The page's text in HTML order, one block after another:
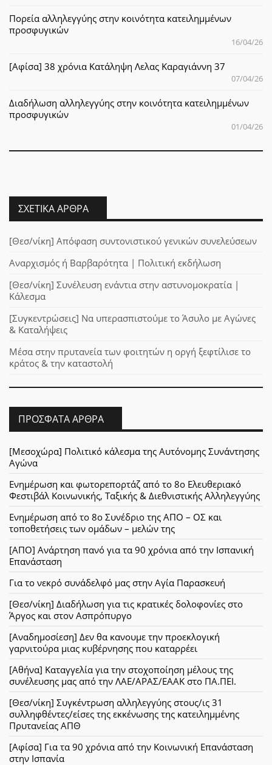
Πορεία αλληλεγγύης στην κοινότητα κατειλημμένων
προσφυγικών
16/04/26
[Αφίσα] 38 χρόνια Κατάληψη Λελας Καραγιάννη 37
07/04/26
Διαδήλωση αλληλεγγύης στην κοινότητα κατειλημμένων
προσφυγικών
01/04/26
ΣΧΕΤΙΚΆ ΆΡΘΡΑ
[Θεσ/νίκη] Απόφαση συντονιστικού γενικών συνελεύσεων
Αναρχισμός ή Βαρβαρότητα | Πολιτική εκδήλωση
[Θεσ/νίκη] Συνέλευση ενάντια στην αστυνομοκρατία |
Κάλεσμα
[Συγκεντρώσεις] Να υπερασπιστούμε το Άσυλο με Αγώνες
& Καταλήψεις
Μέσα στην πρυτανεία των φοιτητών η οργή ξεφτίλισε το
κράτος & την καταστολή
ΠΡΌΣΦΑΤΑ ΆΡΘΡΑ
[Μεσοχώρα] Πολιτικό κάλεσμα της Αυτόνομης Συνάντησης
Αγώνα
Ενημέρωση και φωτορεπορτάζ από το 8ο Ελευθεριακό
Φεστιβάλ Κοινωνικής, Ταξικής & Διεθνιστικής Αλληλεγγύης
Ενημέρωση από το 8ο Συνέδριο της ΑΠΟ – ΟΣ και
τοποθετήσεις των ομάδων – μελών της
[ΑΠΟ] Ανάρτηση πανό για τα 90 χρόνια από την Ισπανική
Επανάσταση
Για το νεκρό συνάδελφό μας στην Αγία Παρασκευή
[Θεσ/νίκη] Διαδήλωση για τις κρατικές δολοφονίες στο
Άργος και στον Ασπρόπυργο
[Αναδημοσίεση] Δεν θα κανουμε την προεκλογική
γαρνιτούρα μιας κυβέρνησης που καταρρέει
[Αθήνα] Καταγγελία για την στοχοποίηση μέλους της
συνέλευσης μας από την ΛΑΕ/ΑΡΑΣ/ΕΑΑΚ στο ΠΑ.ΠΕΙ.
[Θεσ/νίκη] Συγκέντρωση αλληλεγγύης στους/ις 31
συλληφθέντες/είσες της εκκένωσης της κατειλημμένης
Πρυτανείας ΑΠΘ
[Αφίσα] Για τα 90 χρόνια από την Κοινωνική Επανάσταση
στην Ισπανία